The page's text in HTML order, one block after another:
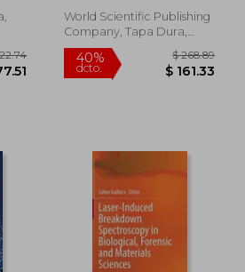
World Scientific Publishing
Company, Tapa Dura,
Nuevo